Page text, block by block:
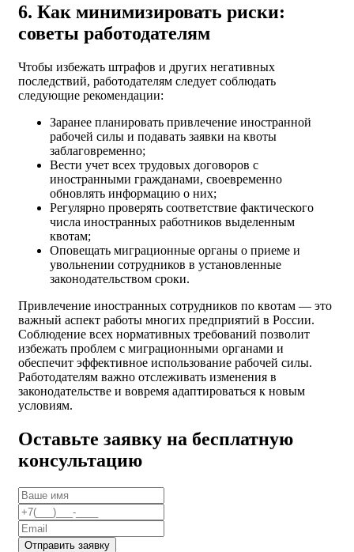
6. Как минимизировать риски:
советы работодателям
Чтобы избежать штрафов и других негативных
последствий, работодателям следует соблюдать
следующие рекомендации:
Заранее планировать привлечение иностранной
рабочей силы и подавать заявки на квоты
заблаговременно;
Вести учет всех трудовых договоров с
иностранными гражданами, своевременно
обновлять информацию о них;
Регулярно проверять соответствие фактического
числа иностранных работников выделенным
квотам;
Оповещать миграционные органы о приеме и
увольнении сотрудников в установленные
законодательством сроки.
Привлечение иностранных сотрудников по квотам — это
важный аспект работы многих предприятий в России.
Соблюдение всех нормативных требований позволит
избежать проблем с миграционными органами и
обеспечит эффективное использование рабочей силы.
Работодателям важно отслеживать изменения в
законодательстве и вовремя адаптироваться к новым
условиям.
Оставьте заявку на бесплатную
консультацию
Отправить заявку